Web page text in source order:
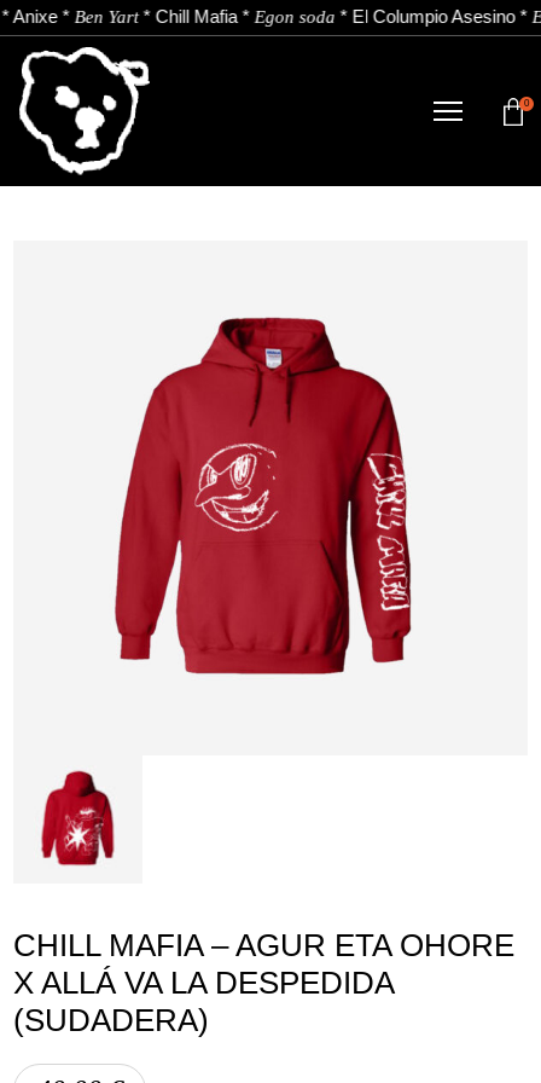
Anixe*Ben Yart*Chill Mafia*Egon soda*El Columpio Asesino*
DENDA
KONTAKTUA.
Youtube Spotify
Cookieen politika Pribatutasun-politika
0
CHILL MAFIA – AGUR ETA OHORE
X ALLÁ VA LA DESPEDIDA
(SUDADERA)